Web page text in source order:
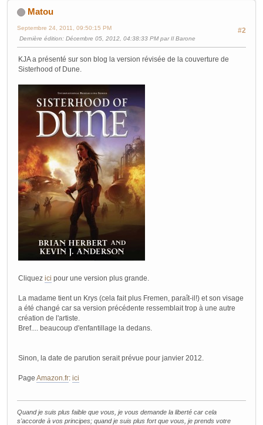
Matou
#2
Septembre 24, 2011, 09:50:15 PM
Dernière édition: Décembre 05, 2012, 04:38:33 PM par Il Barone
KJA a présenté sur son blog la version révisée de la couverture de
Sisterhood of Dune.
Cliquez ici pour une version plus grande.
La madame tient un Krys (cela fait plus Fremen, paraît-il!) et son visage
a été changé car sa version précédente ressemblait trop à une autre
création de l'artiste.
Bref.... beaucoup d'enfantillage la dedans.
Sinon, la date de parution serait prévue pour janvier 2012.
Page Amazon.fr: ici
Quand je suis plus faible que vous, je vous demande la liberté car cela
s'accorde à vos principes; quand je suis plus fort que vous, je prends votre